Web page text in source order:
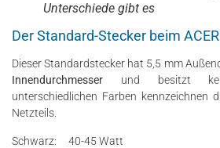
Unterschiede gibt es
Der Standard-Stecker beim
Dieser Standardstecker hat 5,5 mm
Innendurchmesser und besitzt
unterschiedlichen Farben kennzeichnen
Netzteils.
Schwarz: 40-45 Watt